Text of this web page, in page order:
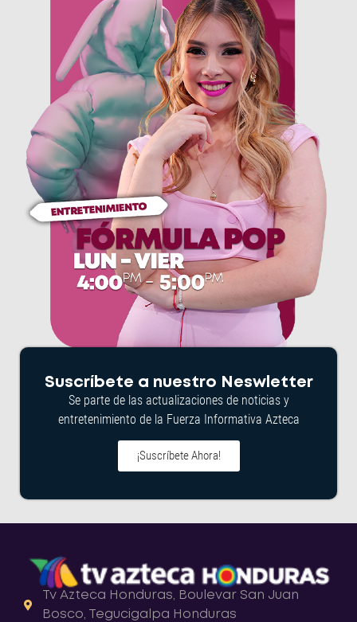
Suscríbete a nuestro Neswletter
Se parte de las actualizaciones de noticias y
entretenimiento de la Fuerza Informativa Azteca
¡Suscríbete Ahora!
Tv Azteca Honduras, Boulevar San Juan
Bosco, Tegucigalpa Honduras